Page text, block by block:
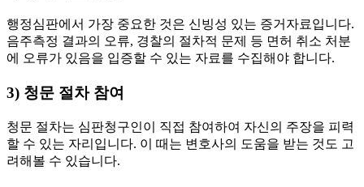
행정심판에서 가장 중요한 것은 신빙성 있는 증거자료입니다.
음주측정 결과의 오류, 경찰의 절차적 문제 등 면허 취소 처분
에 오류가 있음을 입증할 수 있는 자료를 수집해야 합니다.
3) 청문 절차 참여
청문 절차는 심판청구인이 직접 참여하여 자신의 주장을 피력
할 수 있는 자리입니다. 이 때는 변호사의 도움을 받는 것도 고
려해볼 수 있습니다.